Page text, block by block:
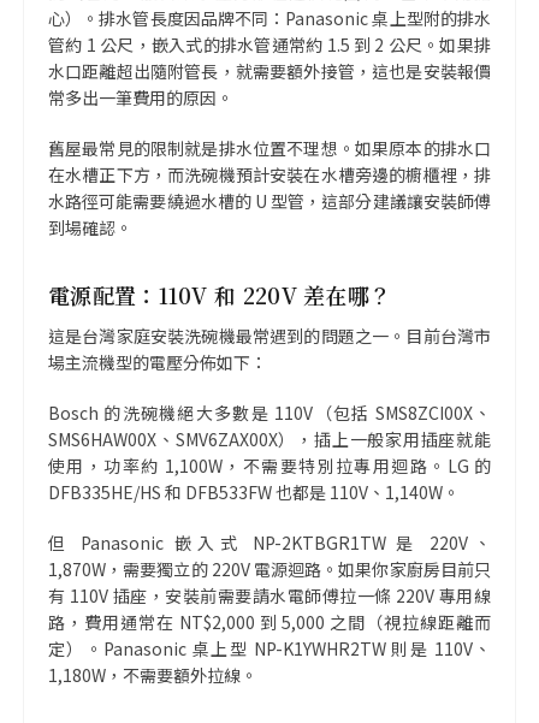
心）。排水管長度因品牌不同：Panasonic 桌上型附的排水
管約 1 公尺，嵌入式的排水管通常約 1.5 到 2 公尺。如果排
水口距離超出隨附管長，就需要額外接管，這也是安裝報價
常多出一筆費用的原因。
舊屋最常見的限制就是排水位置不理想。如果原本的排水口
在水槽正下方，而洗碗機預計安裝在水槽旁邊的櫥櫃裡，排
水路徑可能需要繞過水槽的 U 型管，這部分建議讓安裝師傅
到場確認。
電源配置：110V 和 220V 差在哪？
這是台灣家庭安裝洗碗機最常遇到的問題之一。目前台灣市
場主流機型的電壓分佈如下：
Bosch 的洗碗機絕大多數是 110V（包括 SMS8ZCI00X、
SMS6HAW00X、SMV6ZAX00X），插上一般家用插座就能
使用，功率約 1,100W，不需要特別拉專用迴路。LG 的
DFB335HE/HS 和 DFB533FW 也都是 110V、1,140W。
但 Panasonic 嵌入式 NP-2KTBGR1TW 是 220V、
1,870W，需要獨立的 220V 電源迴路。如果你家廚房目前只
有 110V 插座，安裝前需要請水電師傅拉一條 220V 專用線
路，費用通常在 NT$2,000 到 5,000 之間（視拉線距離而
定）。Panasonic 桌上型 NP-K1YWHR2TW 則是 110V、
1,180W，不需要額外拉線。